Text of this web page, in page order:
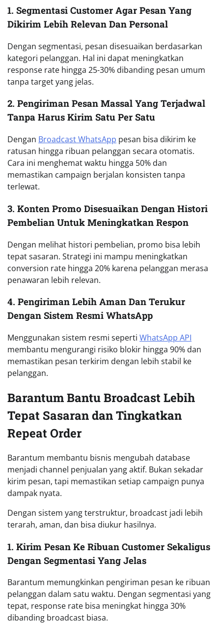
1. Segmentasi Customer Agar Pesan Yang
Dikirim Lebih Relevan Dan Personal
Dengan segmentasi, pesan disesuaikan berdasarkan
kategori pelanggan. Hal ini dapat meningkatkan
response rate hingga 25-30% dibanding pesan umum
tanpa target yang jelas.
2. Pengiriman Pesan Massal Yang Terjadwal
Tanpa Harus Kirim Satu Per Satu
Dengan Broadcast WhatsApp pesan bisa dikirim ke
ratusan hingga ribuan pelanggan secara otomatis.
Cara ini menghemat waktu hingga 50% dan
memastikan campaign berjalan konsisten tanpa
terlewat.
3. Konten Promo Disesuaikan Dengan Histori
Pembelian Untuk Meningkatkan Respon
Dengan melihat histori pembelian, promo bisa lebih
tepat sasaran. Strategi ini mampu meningkatkan
conversion rate hingga 20% karena pelanggan merasa
penawaran lebih relevan.
4. Pengiriman Lebih Aman Dan Terukur
Dengan Sistem Resmi WhatsApp
Menggunakan sistem resmi seperti WhatsApp API
membantu mengurangi risiko blokir hingga 90% dan
memastikan pesan terkirim dengan lebih stabil ke
pelanggan.
Barantum Bantu Broadcast Lebih
Tepat Sasaran dan Tingkatkan
Repeat Order
Barantum membantu bisnis mengubah database
menjadi channel penjualan yang aktif. Bukan sekadar
kirim pesan, tapi memastikan setiap campaign punya
dampak nyata.
Dengan sistem yang terstruktur, broadcast jadi lebih
terarah, aman, dan bisa diukur hasilnya.
1. Kirim Pesan Ke Ribuan Customer Sekaligus
Dengan Segmentasi Yang Jelas
Barantum memungkinkan pengiriman pesan ke ribuan
pelanggan dalam satu waktu. Dengan segmentasi yang
tepat, response rate bisa meningkat hingga 30%
dibanding broadcast biasa.